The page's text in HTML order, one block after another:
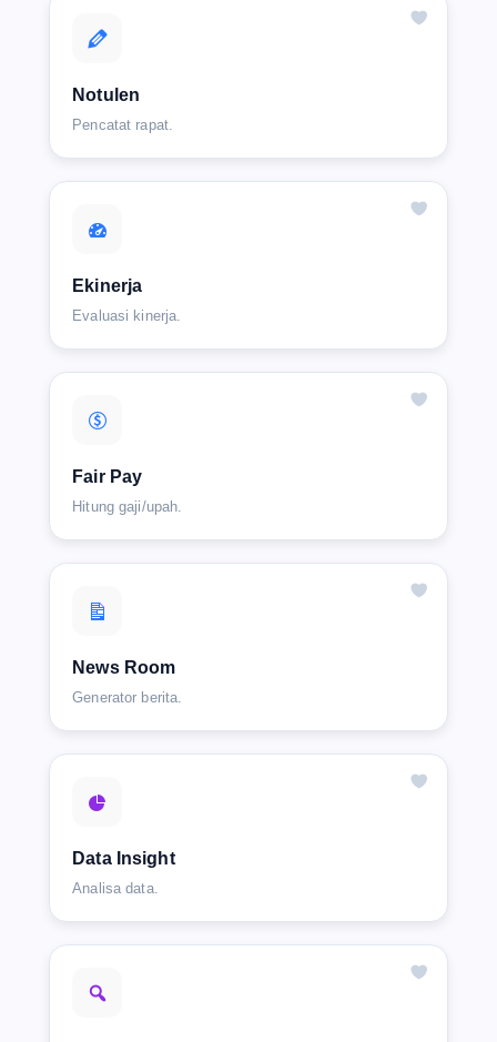
Notulen
Pencatat rapat.
Ekinerja
Evaluasi kinerja.
Fair Pay
Hitung gaji/upah.
News Room
Generator berita.
Data Insight
Analisa data.